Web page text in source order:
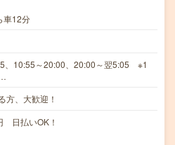
車12分
、10:55～20:00、20:00～翌5:05 ※1
方、大歓迎！
日払いOK！